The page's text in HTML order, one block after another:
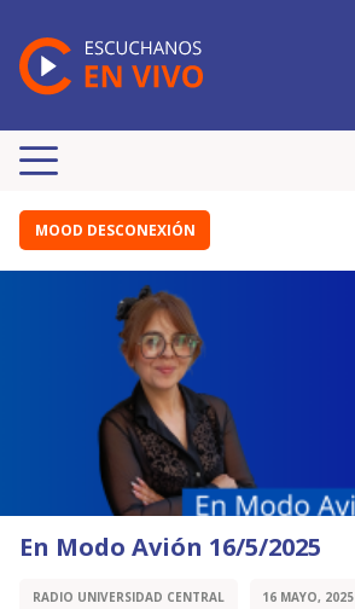
MOOD DESCONEXIÓN
En Modo Avión 16/5/2025
RADIO UNIVERSIDAD CENTRAL 16 MAYO, 2025